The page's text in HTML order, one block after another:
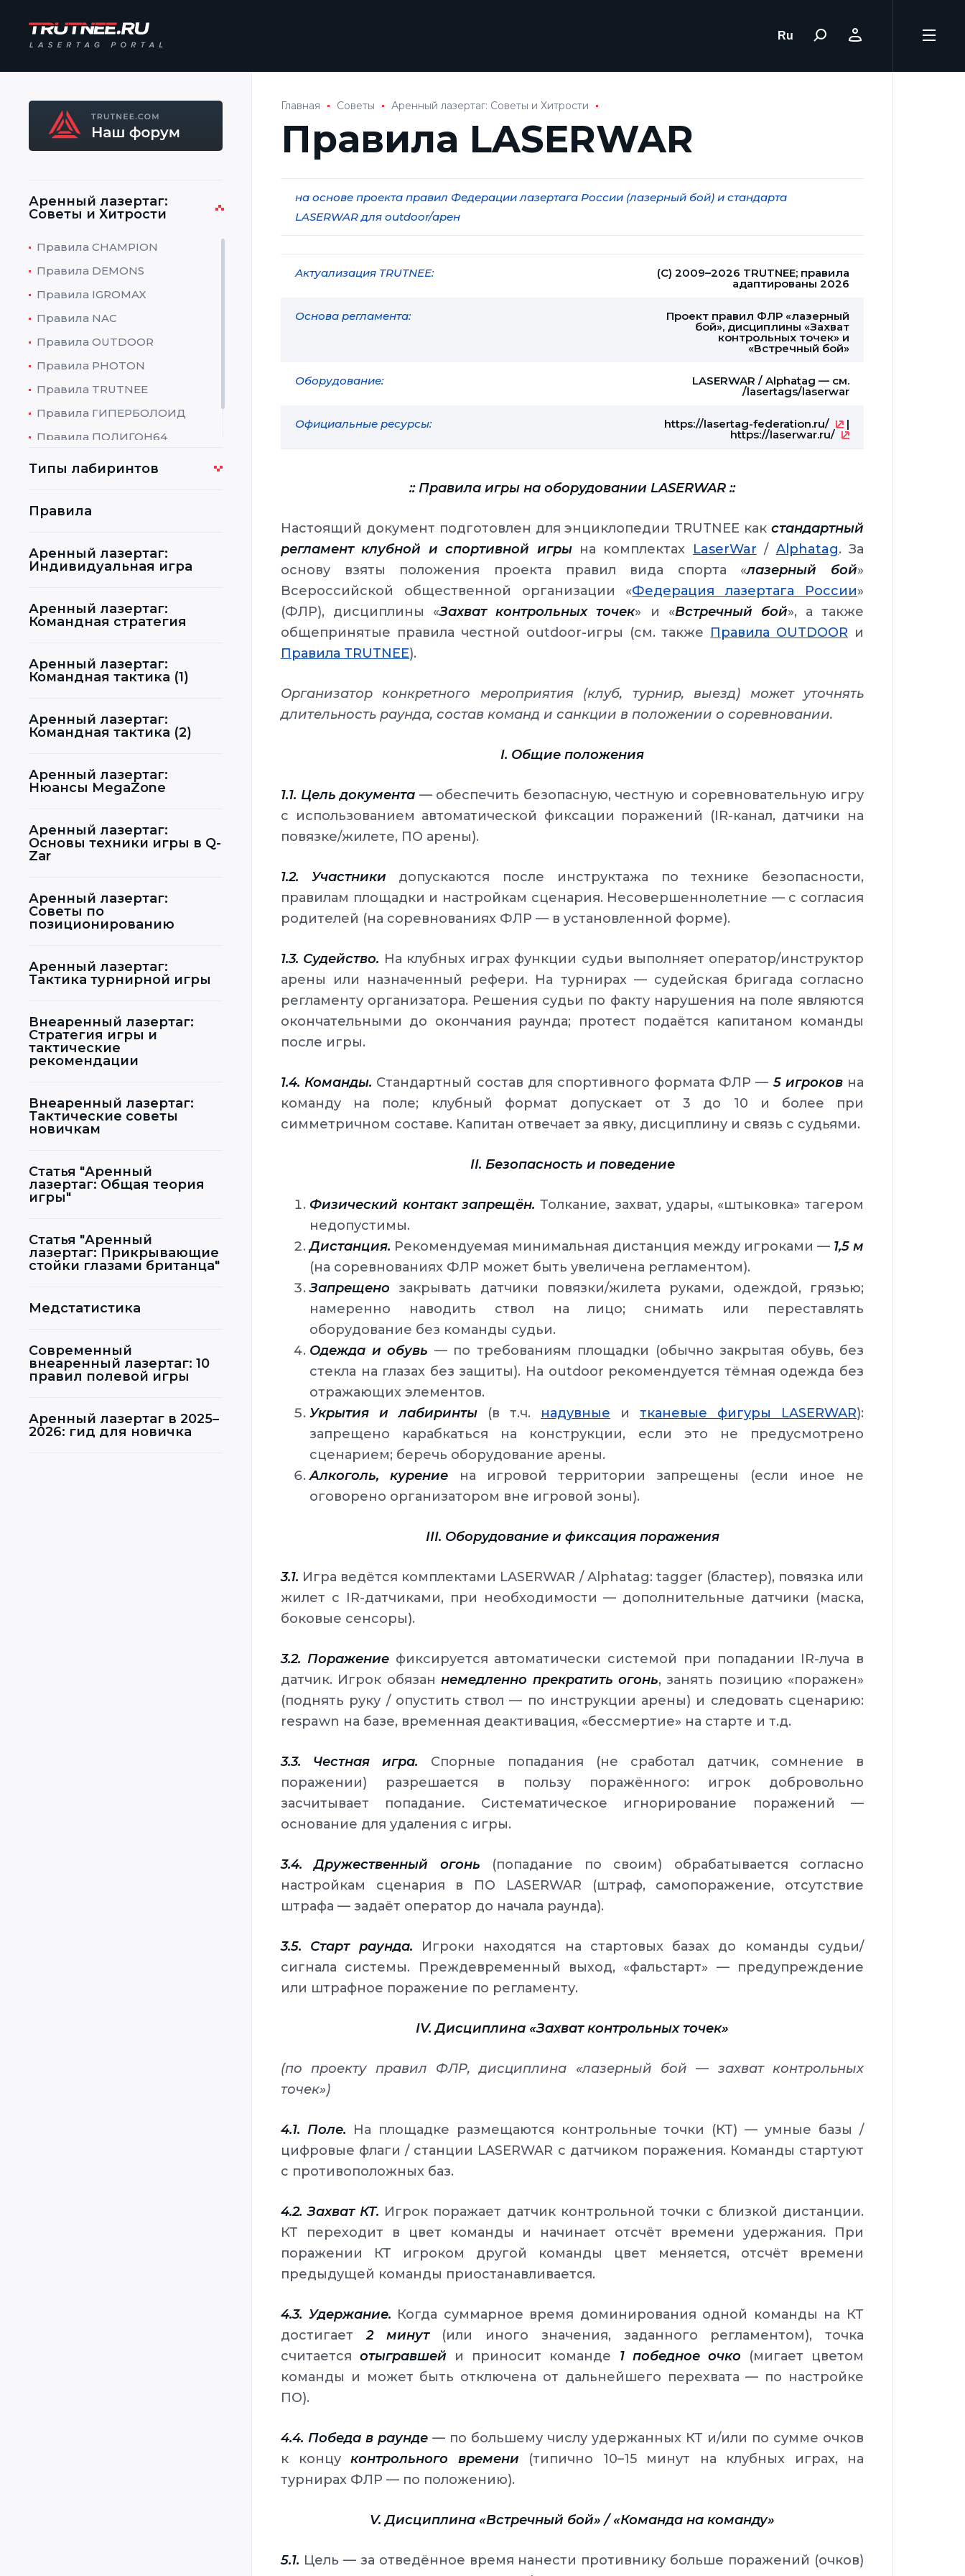
Ru
Аренный лазертаг:
Советы и Хитрости
Правила CHAMPION
Правила DEMONS
Правила IGROMAX
Правила NAC
Правила OUTDOOR
Правила PHOTON
Правила TRUTNEE
Правила ГИПЕРБОЛОИД
Правила ПОЛИГОН64
Правила LASERWAR
Типы лабиринтов
Правила
Аренный лазертаг:
Индивидуальная игра
Аренный лазертаг:
Командная стратегия
Аренный лазертаг:
Командная тактика (1)
Аренный лазертаг:
Командная тактика (2)
Аренный лазертаг:
Нюансы MegaZone
Аренный лазертаг:
Основы техники игры в Q-
Zar
Аренный лазертаг:
Советы по
позиционированию
Аренный лазертаг:
Тактика турнирной игры
Внеаренный лазертаг:
Стратегия игры и
тактические
рекомендации
Внеаренный лазертаг:
Тактические советы
новичкам
Статья "Аренный
лазертаг: Общая теория
игры"
Статья "Аренный
лазертаг: Прикрывающие
стойки глазами британца"
Медстатистика
Современный
внеаренный лазертаг: 10
правил полевой игры
Аренный лазертаг в 2025–
2026: гид для новичка
Главная Советы Аренный лазертаг: Советы и Хитрости
Правила LASERWAR
на основе проекта правил Федерации лазертага России (лазерный бой) и стандарта
LASERWAR для outdoor/арен
Актуализация TRUTNEE: (С) 2009–2026 TRUTNEE; правила
адаптированы 2026
Основа регламента: Проект правил ФЛР «лазерный
бой», дисциплины «Захват
контрольных точек» и
«Встречный бой»
Оборудование: LASERWAR / Alphatag — см.
/lasertags/laserwar
Официальные ресурсы: https://lasertag-federation.ru/ |
https://laserwar.ru/
:: Правила игры на оборудовании LASERWAR ::
Настоящий документ подготовлен для энциклопедии TRUTNEE как стандартный
регламент клубной и спортивной игрына комплектах LaserWar / Alphatag. За
основу взяты положения проекта правил вида спорта «лазерный бой»
Всероссийской общественной организации «Федерация лазертага России»
(ФЛР), дисциплины «Захват контрольных точек» и «Встречный бой», а также
общепринятые правила честной outdoor-игры (см. также Правила OUTDOOR и
Правила TRUTNEE).
Организатор конкретного мероприятия (клуб, турнир, выезд) может уточнять
длительность раунда, состав команд и санкции в положении о соревновании.
I. Общие положения
1.1. Цель документа — обеспечить безопасную, честную и соревновательную игру
с использованием автоматической фиксации поражений (IR-канал, датчики на
повязке/жилете, ПО арены).
1.2. Участники допускаются после инструктажа по технике безопасности,
правилам площадки и настройкам сценария. Несовершеннолетние — с согласия
родителей (на соревнованиях ФЛР — в установленной форме).
1.3. Судейство. На клубных играх функции судьи выполняет оператор/инструктор
арены или назначенный рефери. На турнирах — судейская бригада согласно
регламенту организатора. Решения судьи по факту нарушения на поле являются
окончательными до окончания раунда; протест подаётся капитаном команды
после игры.
1.4. Команды. Стандартный состав для спортивного формата ФЛР — 5 игроковна
команду на поле; клубный формат допускает от 3 до 10 и более при
симметричном составе. Капитан отвечает за явку, дисциплину и связь с судьями.
II. Безопасность и поведение
Физический контакт запрещён. Толкание, захват, удары, «штыковка» тагером
недопустимы.
Дистанция. Рекомендуемая минимальная дистанция между игроками — 1,5 м
(на соревнованиях ФЛР может быть увеличена регламентом).
Запрещено закрывать датчики повязки/жилета руками, одеждой, грязью;
намеренно наводить ствол на лицо; снимать или переставлять
оборудование без команды судьи.
Одежда и обувь — по требованиям площадки (обычно закрытая обувь, без
стекла на глазах без защиты). На outdoor рекомендуется тёмная одежда без
отражающих элементов.
Укрытия и лабиринты (в т.ч. надувные и тканевые фигуры LASERWAR):
запрещено карабкаться на конструкции, если это не предусмотрено
сценарием; беречь оборудование арены.
Алкоголь, курение на игровой территории запрещены (если иное не
оговорено организатором вне игровой зоны).
III. Оборудование и фиксация поражения
3.1. Игра ведётся комплектами LASERWAR / Alphatag: tagger (бластер), повязка или
жилет с IR-датчиками, при необходимости — дополнительные датчики (маска,
боковые сенсоры).
3.2. Поражениефиксируется автоматически системой при попадании IR-луча в
датчик. Игрок обязаннемедленно прекратить огонь, занять позицию «поражен»
(поднять руку / опустить ствол — по инструкции арены) и следовать сценарию:
respawn на базе, временная деактивация, «бессмертие» на старте и т.д.
3.3. Честная игра. Спорные попадания (не сработал датчик, сомнение в
поражении) разрешается в пользу поражённого: игрок добровольно
засчитывает попадание. Систематическое игнорирование поражений —
основание для удаления с игры.
3.4. Дружественный огонь (попадание по своим) обрабатывается согласно
настройкам сценария в ПО LASERWAR (штраф, самопоражение, отсутствие
штрафа — задаёт оператор до начала раунда).
3.5. Старт раунда. Игроки находятся на стартовых базах до команды судьи/
сигнала системы. Преждевременный выход, «фальстарт» — предупреждение
или штрафное поражение по регламенту.
IV. Дисциплина «Захват контрольных точек»
(по проекту правил ФЛР, дисциплина «лазерный бой — захват контрольных
точек»)
4.1. Поле. На площадке размещаются контрольные точки (КТ) — умные базы /
цифровые флаги / станции LASERWAR с датчиком поражения. Команды стартуют
с противоположных баз.
4.2. Захват КТ. Игрок поражает датчик контрольной точки с близкой дистанции.
КТ переходит в цвет команды и начинает отсчёт времени удержания. При
поражении КТ игроком другой команды цвет меняется, отсчёт времени
предыдущей команды приостанавливается.
4.3. Удержание. Когда суммарное время доминирования одной команды на КТ
достигает2 минут(или иного значения, заданного регламентом), точка
считаетсяотыгравшей и приносит команде 1 победное очко (мигает цветом
команды и может быть отключена от дальнейшего перехвата — по настройке
ПО).
4.4. Победа в раунде — по большему числу удержанных КТ и/или по сумме очков
к концу контрольного времени (типично 10–15 минут на клубных играх, на
турнирах ФЛР — по положению).
V. Дисциплина «Встречный бой» / «Команда на команду»
5.1. Цель — за отведённое время нанести противнику больше поражений (очков)